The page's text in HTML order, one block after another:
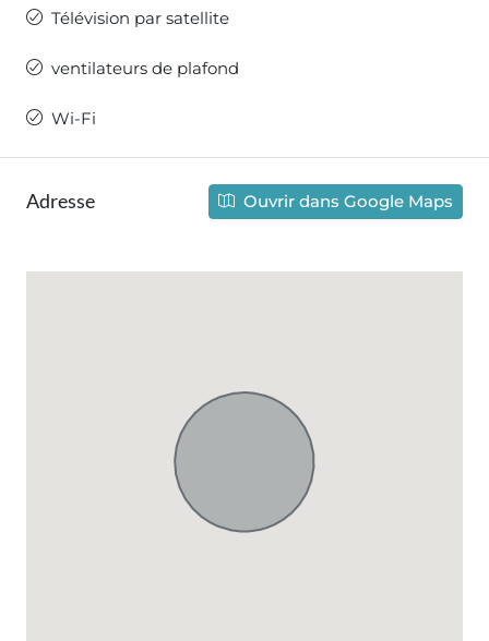
Télévision par satellite
ventilateurs de plafond
Wi-Fi
Adresse Ouvrir dans Google Maps